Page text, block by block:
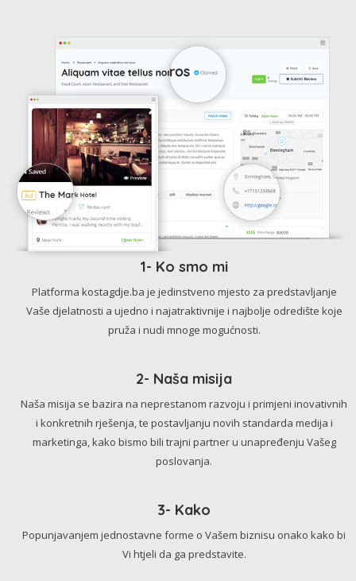
1- Ko smo mi
Platforma kostagdje.ba je jedinstveno mjesto za predstavljanje
Vaše djelatnosti a ujedno i najatraktivnije i najbolje odredište koje
pruža i nudi mnoge mogućnosti.
2- Naša misija
Naša misija se bazira na neprestanom razvoju i primjeni inovativnih
i konkretnih rješenja, te postavljanju novih standarda medija i
marketinga, kako bismo bili trajni partner u unapređenju Vašeg
poslovanja.
3- Kako
Popunjavanjem jednostavne forme o Vašem biznisu onako kako bi
Vi htjeli da ga predstavite.